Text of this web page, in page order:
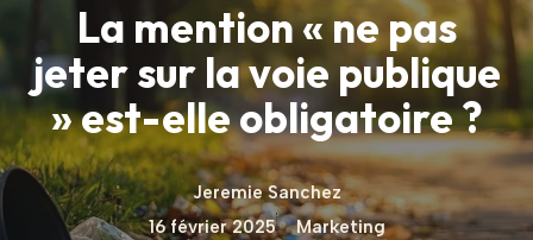
La mention « ne pas
jeter sur la voie publique
» est-elle obligatoire ?
Jeremie Sanchez
16 février 2025
Marketing